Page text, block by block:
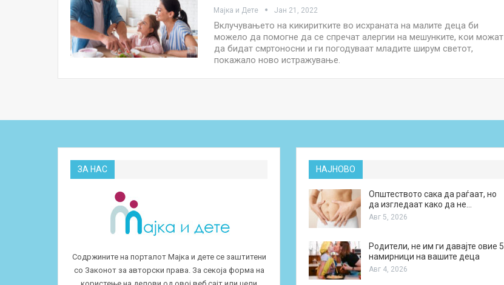
Мајка и Дете Јан 21, 2022
Вклучувањето на кикиритките во исхраната на малите деца би
можело да помогне да се спречат алергии на мешунките, кои можат
да бидат смртоносни и ги погодуваат младите ширум светот,
покажало ново истражување.
ЗА НАС
Содржините на порталот Мајка и дете се заштитени
со Законот за авторски права. За секоја форма на
НАЈНОВО
Општеството сака да раѓаат, но
да изгледаат како да не…
Авг 5, 2026
Родители, не им ги давајте овие 5
намирници на вашите деца
Авг 4, 2026